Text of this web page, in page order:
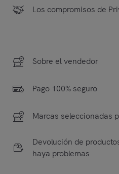
Los compromisos de
Sobre el vendedor
Pago 100% seguro
Marcas seleccionadas
Devolución de
haya problemas